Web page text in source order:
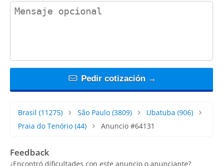
contact_message
Pedir cotización →
Brasil (11275) São Paulo(3809) Ubatuba (906)
Praia do Tenório (44) Anuncio #64131
Feedback
¿Encontró dificultades con este anuncio o anunciante?